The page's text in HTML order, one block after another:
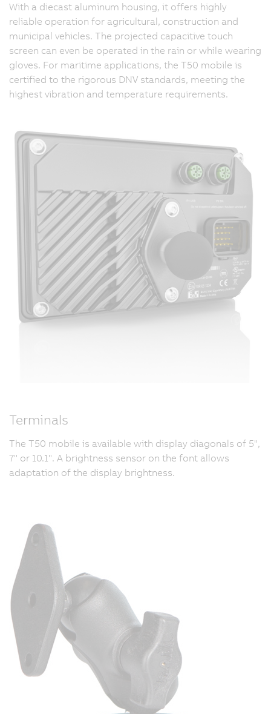
With a diecast aluminum housing, it offers highly
reliable operation for agricultural, construction and
municipal vehicles. The projected capacitive touch
screen can even be operated in the rain or while wearing
gloves. For maritime applications, the T50 mobile is
certified to the rigorous DNV standards, meeting the
highest vibration and temperature requirements.
Terminals
The T50 mobile is available with display diagonals of 5",
7" or 10.1". A brightness sensor on the font allows
adaptation of the display brightness.